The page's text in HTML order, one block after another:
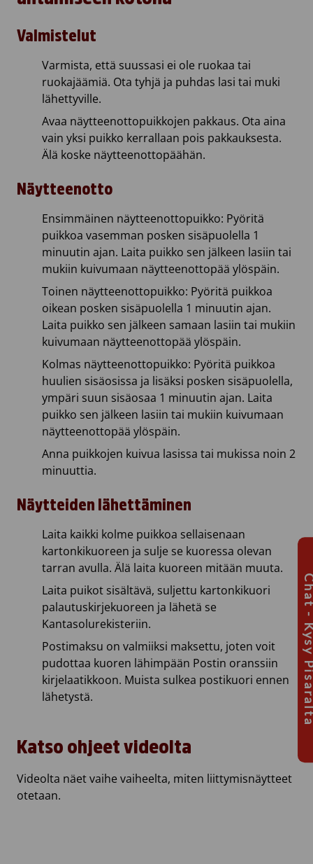
Valmistelut
Varmista, että suussasi ei ole ruokaa tai
ruokajäämiä. Ota tyhjä ja puhdas lasi tai muki
lähettyville.
Avaa näytteenottopuikkojen pakkaus. Ota aina
vain yksi puikko kerrallaan pois pakkauksesta.
Älä koske näytteenottopäähän.
Näytteenotto
Ensimmäinen näytteenottopuikko: Pyöritä
puikkoa vasemman posken sisäpuolella 1
minuutin ajan. Laita puikko sen jälkeen lasiin tai
mukiin kuivumaan näytteenottopää ylöspäin.
Toinen näytteenottopuikko: Pyöritä puikkoa
oikean posken sisäpuolella 1 minuutin ajan.
Laita puikko sen jälkeen samaan lasiin tai mukiin
kuivumaan näytteenottopää ylöspäin.
Kolmas näytteenottopuikko: Pyöritä puikkoa
huulien sisäosissa ja lisäksi posken sisäpuolella,
ympäri suun sisäosaa 1 minuutin ajan. Laita
puikko sen jälkeen lasiin tai mukiin kuivumaan
näytteenottopää ylöspäin.
Anna puikkojen kuivua lasissa tai mukissa noin 2
minuuttia.
Näytteiden lähettäminen
Laita kaikki kolme puikkoa sellaisenaan
kartonkikuoreen ja sulje se kuoressa olevan
tarran avulla. Älä laita kuoreen mitään muuta.
Laita puikot sisältävä, suljettu kartonkikuori
palautuskirjekuoreen ja lähetä se
Kantasolurekisteriin.
Postimaksu on valmiiksi maksettu, joten voit
pudottaa kuoren lähimpään Postin oranssiin
kirjelaatikkoon. Muista sulkea postikuori ennen
lähetystä.
Katso ohjeet videolta
Videolta näet vaihe vaiheelta, miten liittymisnäytteet
otetaan.
Chat -